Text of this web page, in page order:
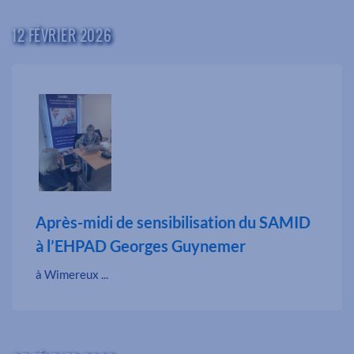
12 FÉVRIER 2026
Après-midi de sensibilisation du SAMID
à l’EHPAD Georges Guynemer
à Wimereux ...